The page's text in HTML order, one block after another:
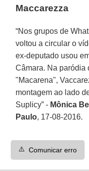
Maccarezza
“Nos grupos de
voltou a circular o
ex-deputado usou
Câmara. Na paródia
"Macarena",
montagem ao lado
Suplicy” - Mônica
Paulo, 17-08-2016.
⚠️ Comunicar erro